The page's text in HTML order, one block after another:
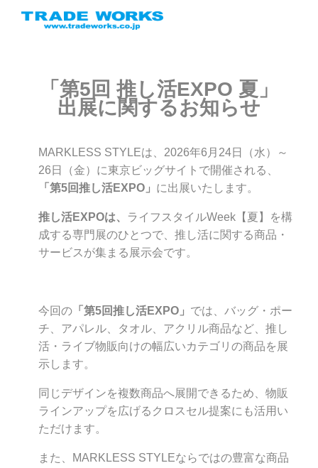
「第5回 推し活EXPO 夏」
出展に関するお知らせ
MARKLESS STYLEは、2026年6月24日（水）～
26日（金）に東京ビッグサイトで開催される、
「第5回推し活EXPO」 に出展いたします。
推し活EXPOは、
ライフスタイルWeek【夏】を構
成する専門展のひとつで、推し活に関する商品・
サービスが集まる展示会です。
今回の 「第5回推し活EXPO」 では、バッグ・ポー
チ、アパレル、タオル、アクリル商品など、推し
活・ライブ物販向けの幅広いカテゴリの商品を展
示します。
同じデザインを複数商品へ展開できるため、物販
ラインアップを広げるクロスセル提案にも活用い
ただけます。
また、MARKLESS STYLEならではの豊富な商品